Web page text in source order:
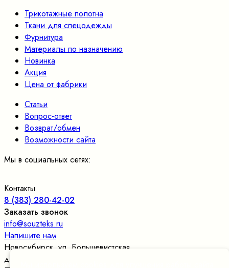
Трикотажные полотна
Ткани для спецодежды
Фурнитура
Материалы по назначению
Новинка
Акция
Цена от фабрики
Статьи
Вопрос-ответ
Возврат/обмен
Возможности сайта
Мы в социальных сетях:
Контакты
8 (383) 280-42-02
Заказать звонок
info@souzteks.ru
Напишите нам
Новосибирск ул. Большевистская,
д.177/24, оф.109